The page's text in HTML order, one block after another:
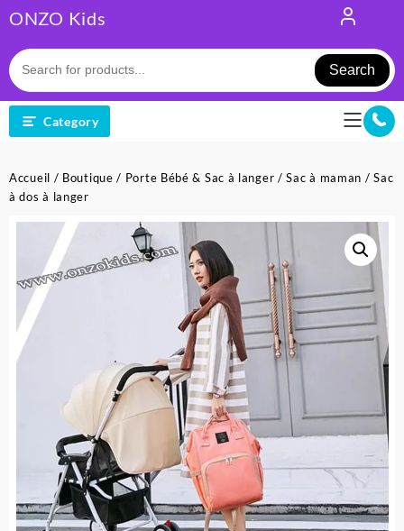
to
content
ONZO Kids
Search
Category
Accueil / Boutique / Porte Bébé & Sac à langer /Sac à maman / Sac
à dos à langer